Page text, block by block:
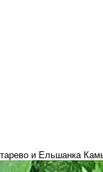
и Ельшанка